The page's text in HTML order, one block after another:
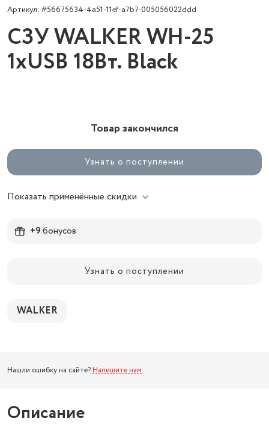
Артикул: #56675634-4a51-11ef-a7b7-005056022ddd
СЗУ WALKER WH-25
1xUSB 18Вт. Black
Товар закончился
Узнать о поступлении
Показать применённые скидки
+9бонусов
Узнать о поступлении
WALKER
Нашли ошибку на сайте? Напишите нам.
Описание